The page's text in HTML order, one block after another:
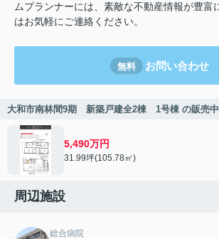
ムプランナーには、素敵な不動産情報が豊富
はお気軽にご連絡ください。
無料 お問い合わせ
大和市南林間9期 新築戸建全2棟 1号棟 の販売
5,490万円
31.99坪(105.78㎡)
周辺施設
総合病院